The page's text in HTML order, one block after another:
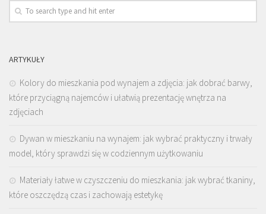
ARTYKUŁY
Kolory do mieszkania pod wynajem a zdjęcia: jak dobrać barwy,
które przyciągną najemców i ułatwią prezentację wnętrza na
zdjęciach
Dywan w mieszkaniu na wynajem: jak wybrać praktyczny i trwały
model, który sprawdzi się w codziennym użytkowaniu
Materiały łatwe w czyszczeniu do mieszkania: jak wybrać tkaniny,
które oszczędzą czas i zachowają estetykę